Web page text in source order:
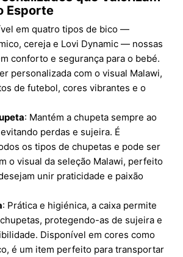
Esporte
em quatro tipos de bico —
cereja e Lovi Dynamic — nossas
conforto e segurança para o bebé.
personalizada com o visual Malawi,
de futebol, cores vibrantes e o
: Mantém a chupeta sempre ao
perdas e sujeira. É
os tipos de chupetas e pode ser
o visual da seleção Malawi, perfeito
unir praticidade e paixão
: Prática e higiénica, a caixa permite
protegendo-as de sujeira e
Disponível em cores como
é um item perfeito para transportar